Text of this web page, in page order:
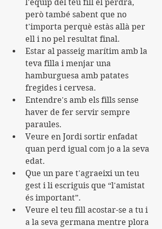
l'equip del teu fill el perdrà,
però també sabent que no
t'importa perquè estàs allà per
ell i no pel resultat final.
Estar al passeig marítim amb la
teva filla i menjar una
hamburguesa amb patates
fregides i cervesa.
Entendre's amb els fills sense
haver de fer servir sempre
paraules.
Veure en Jordi sortir enfadat
quan perd igual com jo a la seva
edat.
Que un pare t'agraeixi un teu
gest i li escriguis que “l'amistat
és important”.
Veure el teu fill acostar-se a tu i
a la seva germana mentre plora